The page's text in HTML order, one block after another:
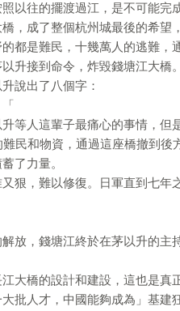
以往的擺渡過江，是不可能完
，成了整個杭州城最後的希望
都是難民，十幾萬人的逃難，
升接到命令，炸毀錢塘江大橋
說出了八個字：
等人這輩子最痛心的事情，但
民和物資，通過這座橋撤到
了力量。
狠，難以修復。日軍直到七年
放，錢塘江終於在茅以升的
大橋的設計和建設，這也是真
批人才，中國能夠成為」基建